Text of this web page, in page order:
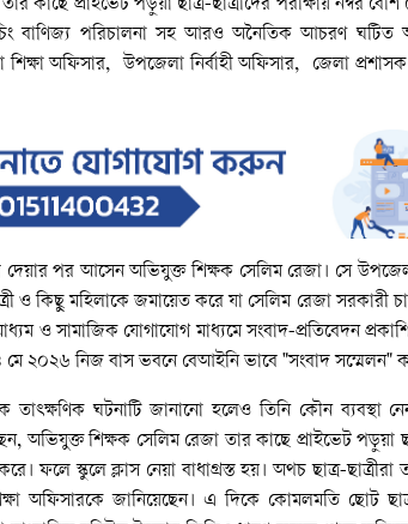
তার কাছে প্রাইভেট পড়ুয়া ছাত্র-ছাত্রীদের পরীক্ষায় নম্বর
বাণিজ্য পরিচালনা সহ আরও অনৈতিক আচরণ ঘটিত
অফিসার, উপজেলা নির্বাহী অফিসার, জেলা প্রশাসক
পর আসেন অভিযুক্ত শিক্ষক সেলিম রেজা। সে
ও কিছু মহিলাকে জমায়েত করে যা সেলিম রেজা সরকারী
ও সামাজিক যোগাযোগ মাধ্যমে সংবাদ-প্রতিবেদন
মে ২০২৬ নিজ বাস ভবনে বেআইনি ভাবে "সংবাদ সম্মেলন"
তাৎক্ষণিক ঘটনাটি জানানো হলেও তিনি কৌন ব্যবস্থা
অভিযুক্ত শিক্ষক সেলিম রেজা তার কাছে প্রাইভেট পড়ুয়া
স্কুলে ক্লাস নেয়া বাধাগ্রস্ত হয়। অথচ ছাত্র-ছাত্রীরা
অফিসারকে জানিয়েছেন। এ দিকে কোমলমতি ছোট